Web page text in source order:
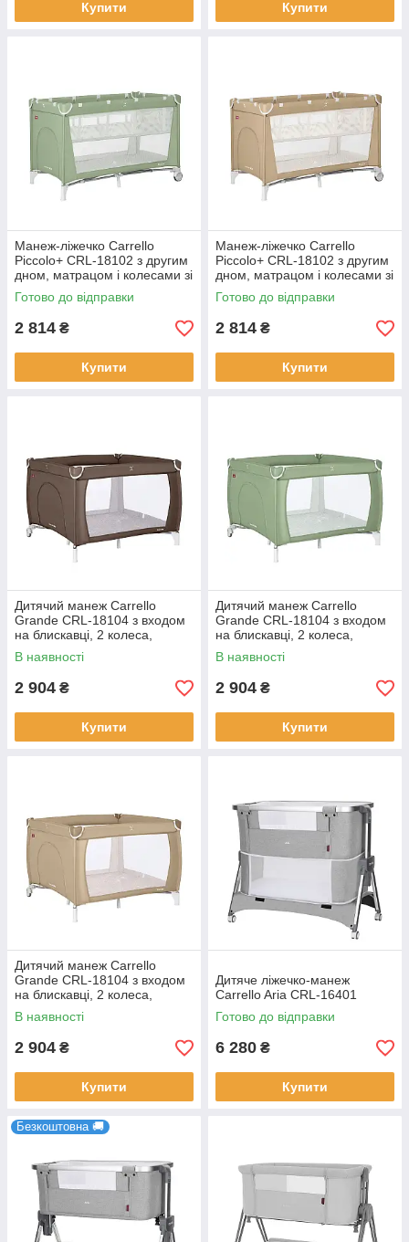
Купити Купити
Манеж-ліжечко Carrello
Piccolo+ CRL-18102 з другим
дном, матрацом і колесами зі
стопором
Готово до відправки
2 814 ₴
Купити
Манеж-ліжечко Carrello
Piccolo+ CRL-18102 з другим
дном, матрацом і колесами зі
стопором
Готово до відправки
2 814 ₴
Купити
Дитячий манеж Carrello
Grande CRL-18104 з входом
на блискавці, 2 колеса,
жорстке дно, сумка-чохол
В наявності
2 904 ₴
Купити
Дитячий манеж Carrello
Grande CRL-18104 з входом
на блискавці, 2 колеса,
жорстке дно, сумка-чохол
В наявності
2 904 ₴
Купити
Дитячий манеж Carrello
Grande CRL-18104 з входом
на блискавці, 2 колеса,
жорстке дно, сумка-чохол
В наявності
2 904 ₴
Купити
Дитяче ліжечко-манеж
Carrello Aria CRL-16401
Готово до відправки
6 280 ₴
Купити
Безкоштовна 🚚